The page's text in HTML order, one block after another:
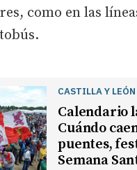
como en las
CASTILLA Y LEÓN
Calendario
Cuándo
puentes,
Semana